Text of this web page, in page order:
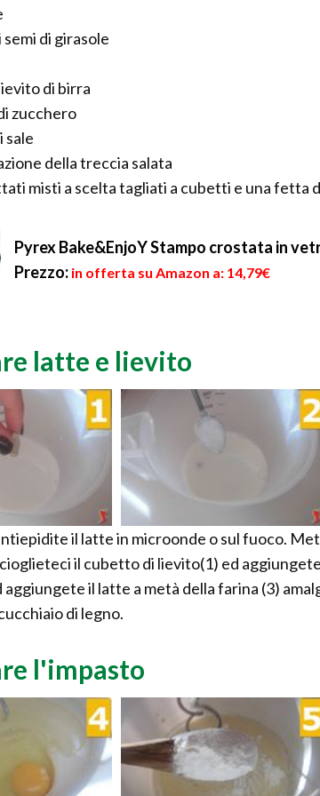
semi di girasole
di birra
zucchero
sale
della treccia salata
misti a scelta tagliati a cubetti e una fetta
Pyrex Bake&EnjoY Stampo crostata in
Prezzo: in offerta su Amazon a: 14,79€
latte e lievito
il latte in microonde o sul fuoco.
il cubetto di lievito(1) ed
il latte a metà della farina (3)
di legno.
l'impasto